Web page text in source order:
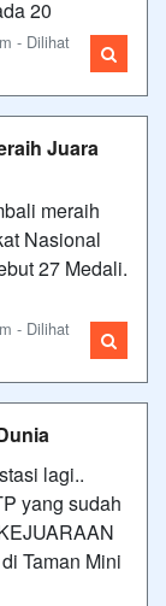
20
- Dilihat
Juara
meraih
Nasional
27 Medali.
- Dilihat
lagi..
yang sudah
Taman Mini